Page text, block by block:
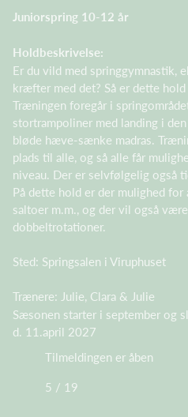
Juniorspring 10-12 år
Holdbeskrivelse:
Er du vild med springgymnastik,
kræfter med det? Så er dette hold
Træningen foregår i
stortrampoliner med landing i
bløde hæve-sænke madras.
plads til alle, og så alle får
niveau. Der er selvfølgelig også
På dette hold er der mulighed
saltoer m.m., og der vil også
dobbeltrotationer.
Sted: Springsalen i Viruphuset
Trænere: Julie, Clara & Julie
Sæsonen starter i september og
d. 11.april 2027
Tilmeldingen er åben
5 / 19